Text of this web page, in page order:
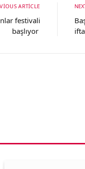
ARTICLE
festivali
başlıyor